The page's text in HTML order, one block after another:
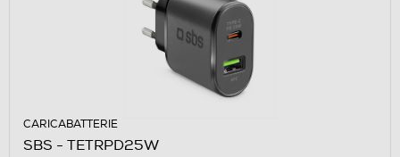
CARICABATTERIE
SBS - TETRPD25W